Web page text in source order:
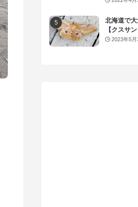
北海道で
【クスサ
2023年5月